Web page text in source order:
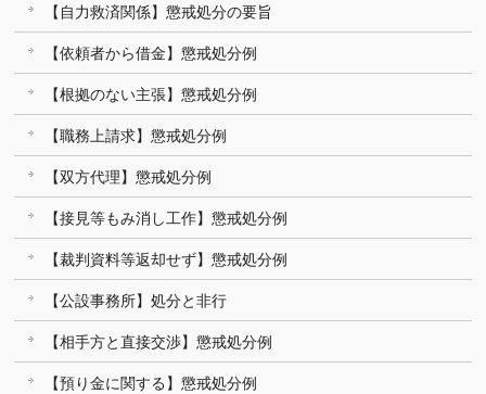
【自力救済関係】懲戒処分の要旨
【依頼者から借金】懲戒処分例
【根拠のない主張】懲戒処分例
【職務上請求】懲戒処分例
【双方代理】懲戒処分例
【接見等もみ消し工作】懲戒処分例
【裁判資料等返却せず】懲戒処分例
【公設事務所】処分と非行
【相手方と直接交渉】懲戒処分例
【預り金に関する】懲戒処分例